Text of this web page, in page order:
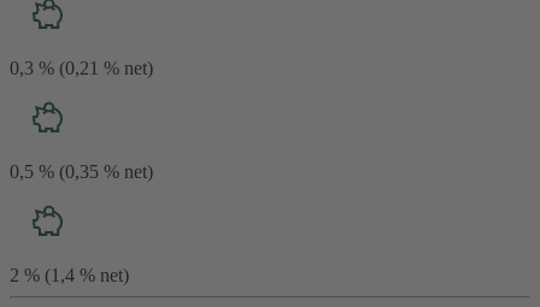
0,3 % (0,21 % net)
0,5 % (0,35 % net)
2 % (1,4 % net)